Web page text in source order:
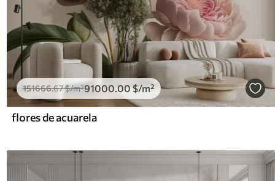
151666.67$/m²91000 .00 $/m²
flores de acuarela